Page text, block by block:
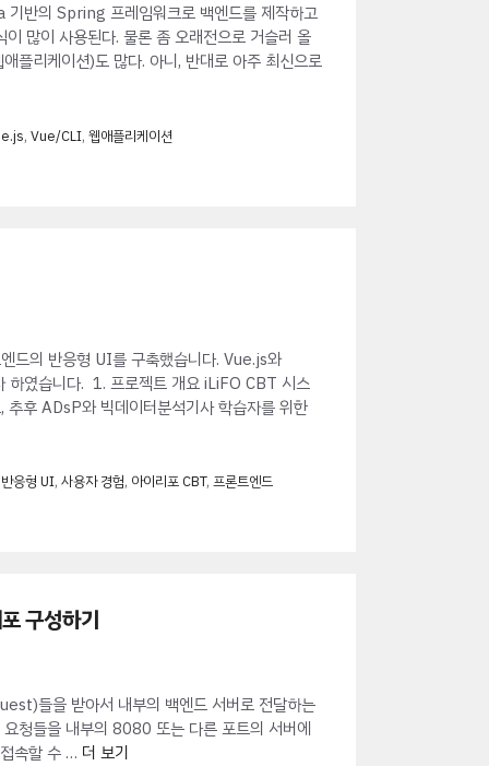
기반의 Spring 프레임워크로 백엔드를 제작하고
많이 사용된다. 물론 좀 오래전으로 거슬러 올
플리케이션)도 많다. 아니, 반대로 아주 최신으로
,Vue/CLI,웹애플리케이션
드의 반응형 UI를 구축했습니다. Vue.js와
였습니다. 1. 프로젝트 개요 iLiFO CBT 시스
후 ADsP와 빅데이터분석기사 학습자를 위한
반응형 UI,사용자 경험, 아이리포 CBT,프론트엔드
구성하기
들을 받아서 내부의 백엔드 서버로 전달하는
청들을 내부의 8080 또는 다른 포트의 서버에
속할 수 … 더 보기